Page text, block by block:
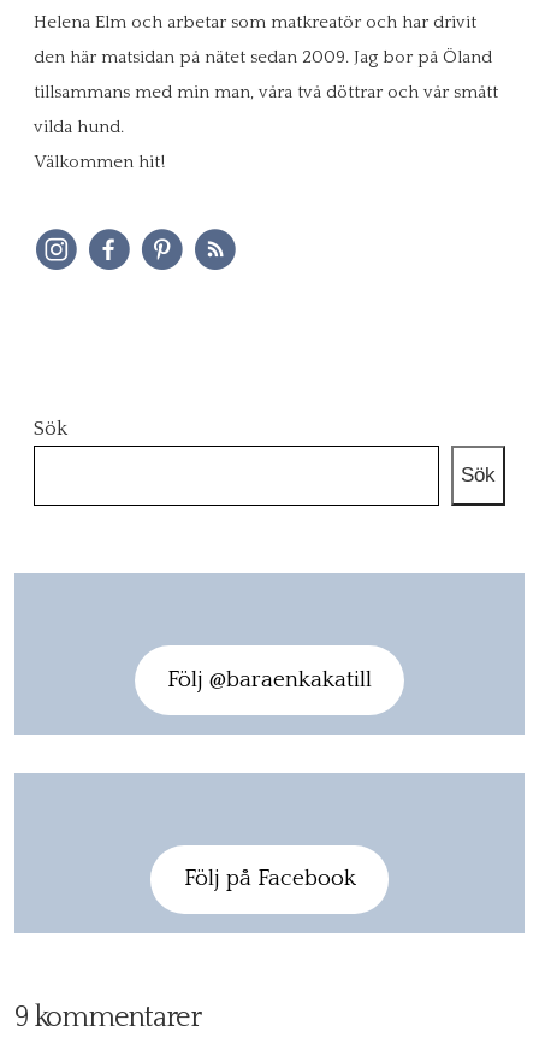
Helena Elm och arbetar som matkreatör och har drivit
den här matsidan på nätet sedan 2009. Jag bor på Öland
tillsammans med min man, våra två döttrar och vår smått
vilda hund.
Välkommen hit!
Sök
Sök
Följ @baraenkakatill
Följ på Facebook
9 kommentarer